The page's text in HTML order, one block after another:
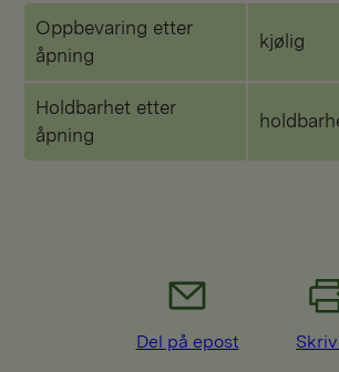
Oppbevaring etter
åpning
kjølig
Holdbarhet etter
åpning
Del på epost